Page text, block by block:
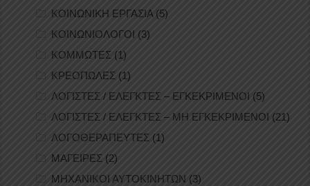
ΚΟΙΝΩΝΙΚΗ ΕΡΓΑΣΙΑ (5)
ΚΟΙΝΩΝΙΟΛΟΓΟΙ (3)
ΚΟΜΜΩΤΕΣ (1)
ΚΡΕΟΠΩΛΕΣ (1)
ΛΟΓΙΣΤΕΣ / ΕΛΕΓΚΤΕΣ – ΕΓΚΕΚΡΙΜΕΝΟΙ (5)
ΛΟΓΙΣΤΕΣ / ΕΛΕΓΚΤΕΣ – ΜΗ ΕΓΚΕΚΡΙΜΕΝΟΙ (21)
ΛΟΓΟΘΕΡΑΠΕΥΤΕΣ (1)
ΜΑΓΕΙΡΕΣ (2)
ΜΗΧΑΝΙΚΟΙ ΑΥΤΟΚΙΝΗΤΩΝ (3)